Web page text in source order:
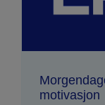
motivasjon